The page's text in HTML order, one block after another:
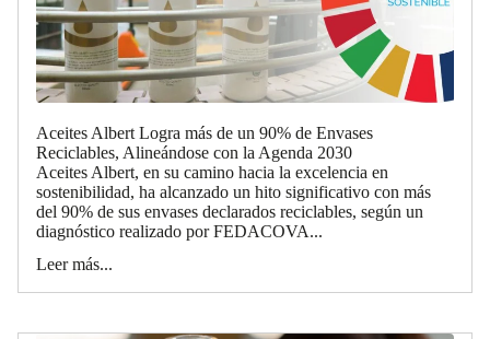
Aceites Albert Logra más de un 90% de Envases
Reciclables, Alineándose con la Agenda 2030
Aceites Albert, en su camino hacia la excelencia en
sostenibilidad, ha alcanzado un hito significativo con más
del 90% de sus envases declarados reciclables, según un
diagnóstico realizado por FEDACOVA...
Leer más...